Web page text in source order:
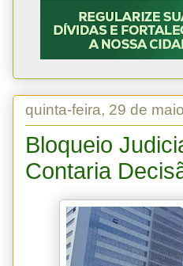
quinta-feira, 29 de
Bloqueio
Contaria